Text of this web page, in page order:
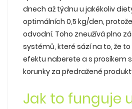
dnech až týdnu u jakékoliv
optimálních 0,5 kg/den,
odvodní. Toho zneužívá plno
systémů, které sází na to, že
efektu naberete a s prosíkem
korunky za předražené
Jak to funguje